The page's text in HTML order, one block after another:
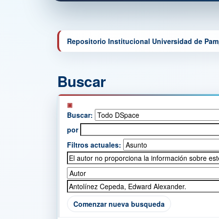
Repositorio Institucional Universidad de
Buscar
Buscar:
por
Filtros actuales:
Comenzar nueva busqueda